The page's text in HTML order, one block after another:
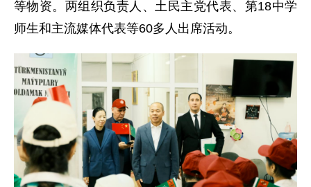
等物资。两组织负责人、土民主党代表、第18中学
师生和主流媒体代表等60多人出席活动。